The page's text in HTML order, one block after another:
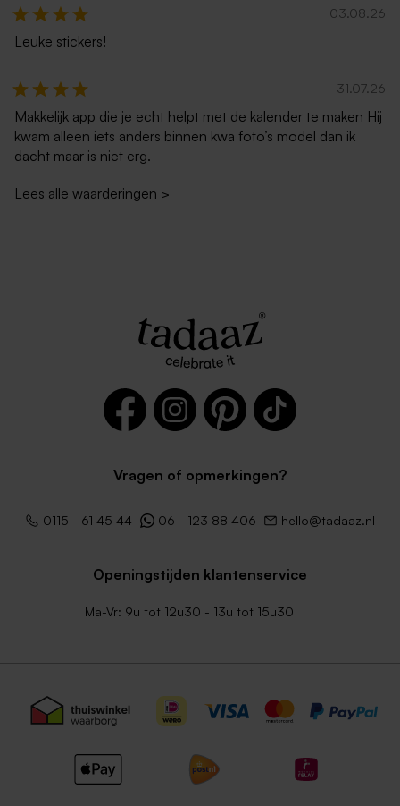
03.08.26
Leuke stickers!
31.07.26
Makkelijk app die je echt helpt met de kalender te maken Hij
kwam alleen iets anders binnen kwa foto’s model dan ik
dacht maar is niet erg.
Lees alle waarderingen >
Vragen of opmerkingen?
0115 - 61 45 44 06 - 123 88 406 hello@tadaaz.nl
Openingstijden klantenservice
Ma-Vr: 9u tot 12u30 - 13u tot 15u30